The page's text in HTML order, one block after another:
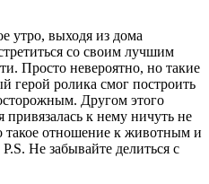
утро, выходя из дома
со своим лучшим
Просто невероятно, но такие
герой ролика смог построить
Другом этого
к нему ничуть не
отношение к животным и
Не забывайте делиться с